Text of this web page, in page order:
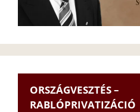
ORSZÁGVESZTÉS –
RABLÓPRIVATIZÁCIÓ